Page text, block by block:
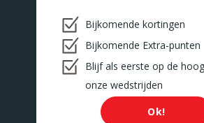
Bijkomende kortingen
Bijkomende Extra-punten
Blijf als eerste op de
onze wedstrijden
Ok!